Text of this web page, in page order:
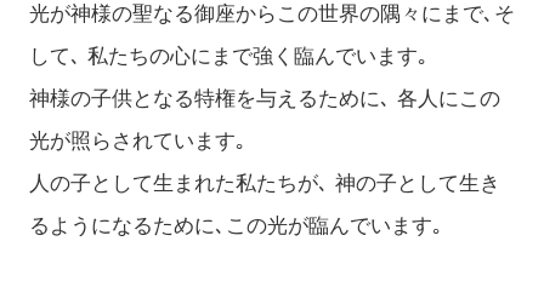
光が神様の聖なる御座からこの世界の隅々にまで､そ
して､ 私たちの心にまで強く臨んでいます｡
神様の子供となる特権を与えるために､ 各人にこの
光が照らされています｡
人の子として生まれた私たちが､ 神の子として生き
るようになるために､この光が臨んでいます｡